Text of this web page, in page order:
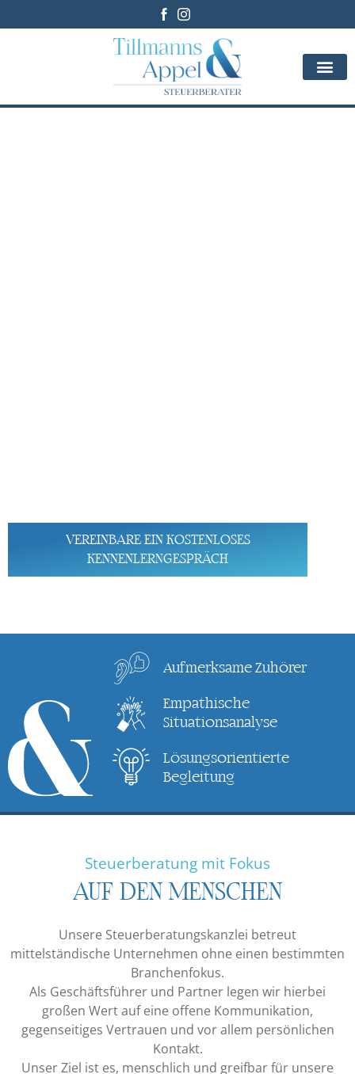
VEREINBARE EIN KOSTENLOSES
KENNENLERNGESPRÄCH
Aufmerksame Zuhörer
Empathische
Situationsanalyse
Lösungsorientierte
Begleitung
Steuerberatung mit Fokus
AUF DEN MENSCHEN
Unsere Steuerberatungskanzlei betreut
mittelständische Unternehmen ohne einen bestimmten
Branchenfokus.
Als Geschäftsführer und Partner legen wir hierbei
großen Wert auf eine offene Kommunikation,
gegenseitiges Vertrauen und vor allem persönlichen
Kontakt.
Unser Ziel ist es, menschlich und greifbar für unsere